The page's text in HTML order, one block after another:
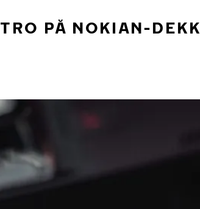
PÅ NOKIAN-DEKK